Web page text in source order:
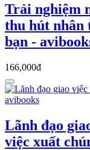
Trải nghiệm
thu hút nhân
bạn -
166,000đ
Lãnh đạo
việc xuất